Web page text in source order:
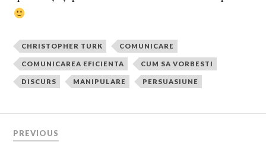
CHRISTOPHER TURK COMUNICARE
COMUNICAREA EFICIENTA CUM SA VORBESTI
DISCURS MANIPULARE PERSUASIUNE
PREVIOUS